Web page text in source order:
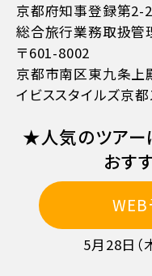
11日目に当たる
10日目に当た
7日目に当たる
京都府知事登録第2-
総合旅行業務取扱管
〒601-8002
京都市南区東九条上
イビススタイルズ京
★人気のツアー
おす
WEB
5月28日（